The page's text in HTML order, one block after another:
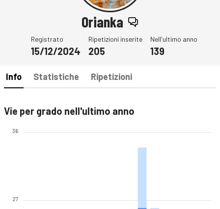
Orianka
Registrato
15/12/2024
Ripetizioni inserite
205
Nell'ultimo anno
139
Info Statistiche Ripetizioni
Vie per grado nell'ultimo anno
36
27